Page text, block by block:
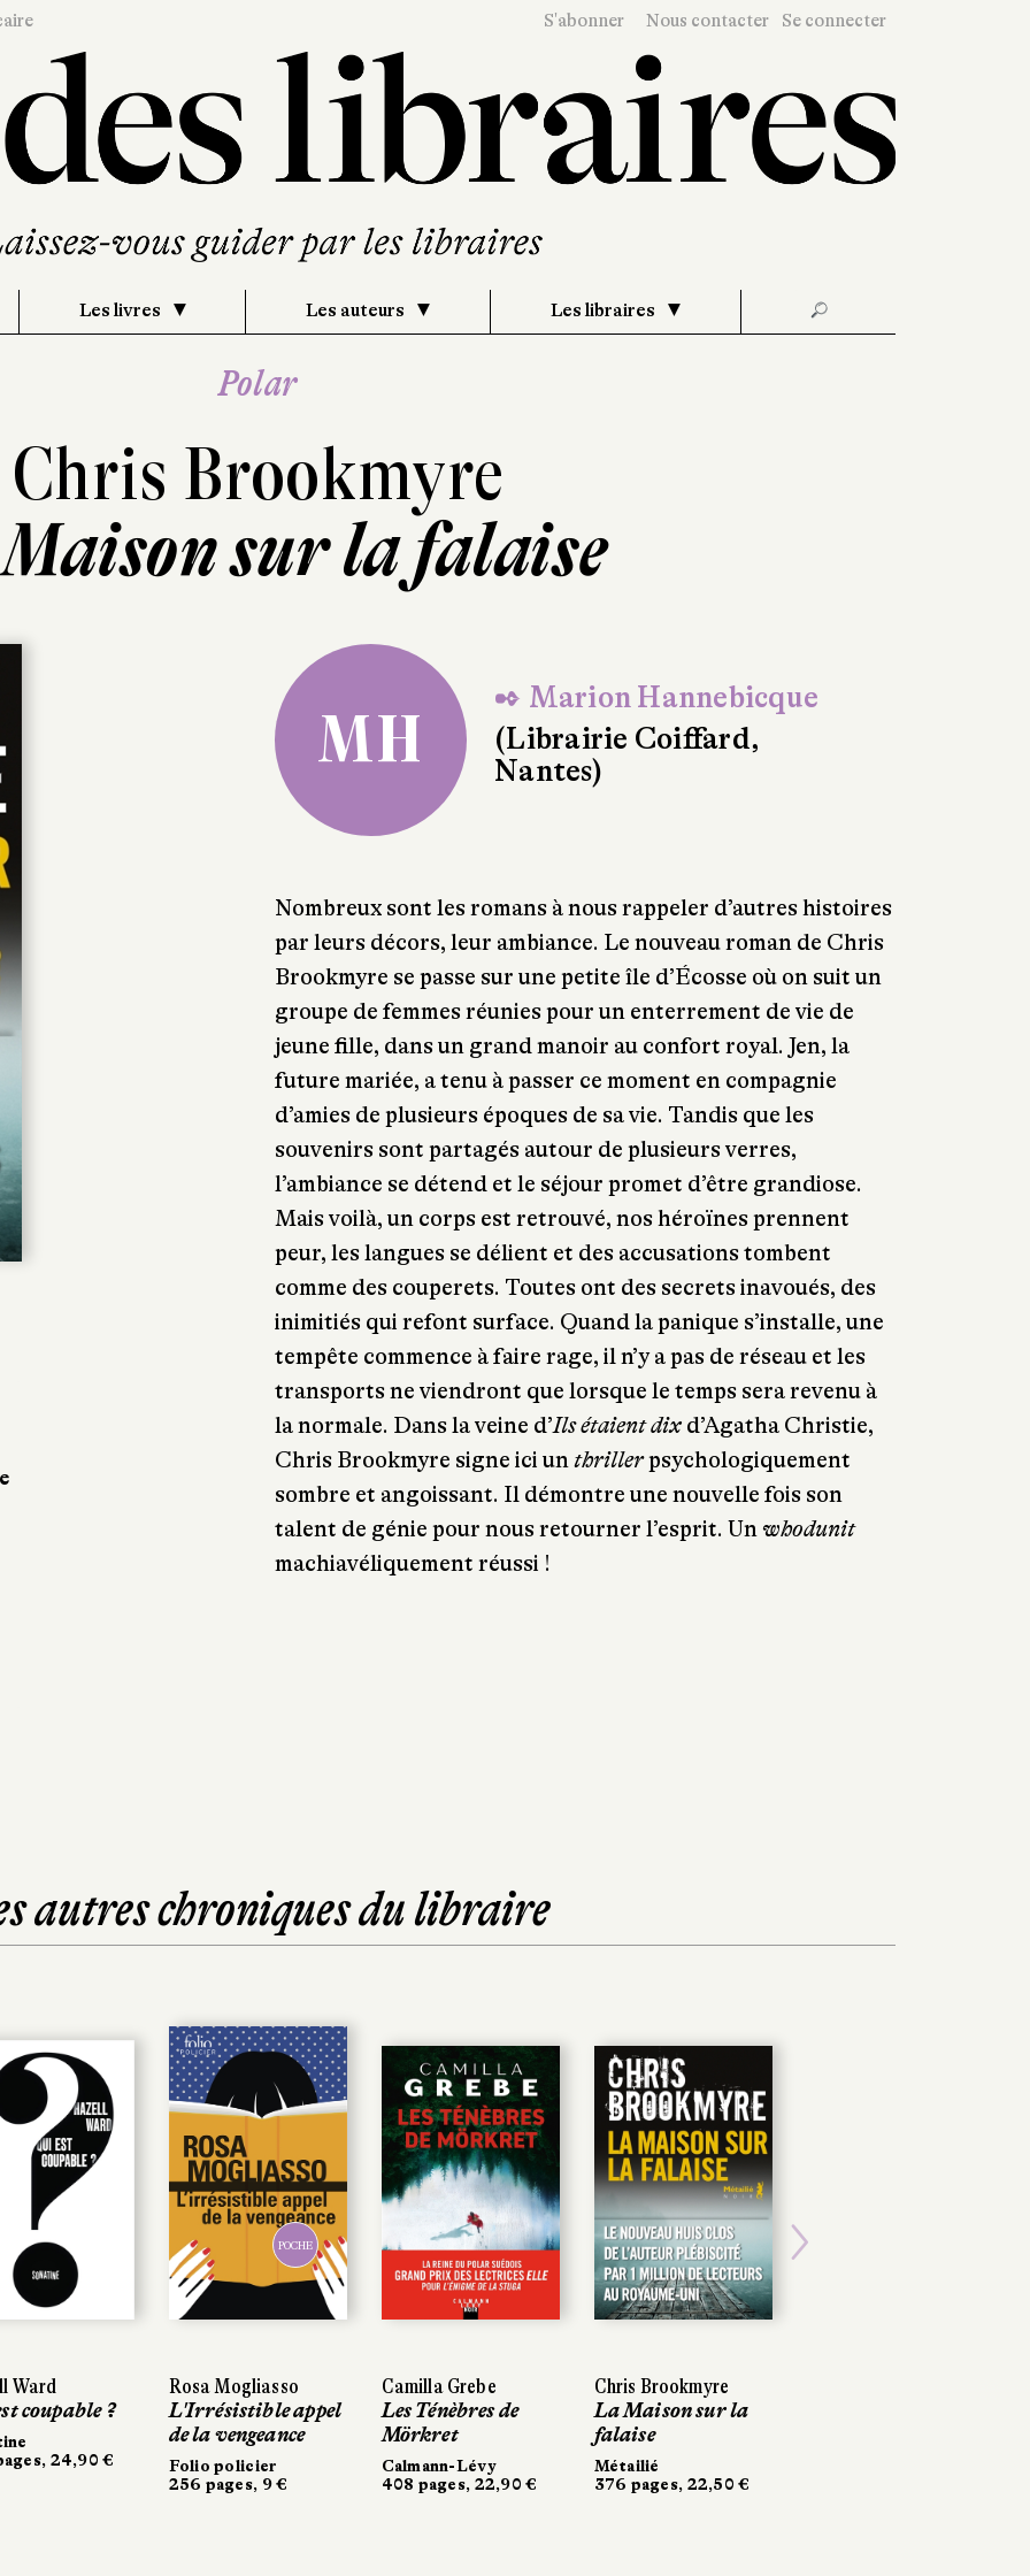
S'abonner Nous contacter Se connecter
Les livres Les auteurs Les libraires 🔎
Polar
Chris Brookmyre
sur la falaise
MH
✒ Marion Hannebicque
(Librairie Coiffard,
Nantes)
Nombreux sont les romans à nous rappeler d’autres histoires
par leurs décors, leur ambiance. Le nouveau roman de Chris
Brookmyre se passe sur une petite île d’Écosse où on suit un
groupe de femmes réunies pour un enterrement de vie de
jeune fille, dans un grand manoir au confort royal. Jen, la
future mariée, a tenu à passer ce moment en compagnie
d’amies de plusieurs époques de sa vie. Tandis que les
souvenirs sont partagés autour de plusieurs verres,
l’ambiance se détend et le séjour promet d’être grandiose.
Mais voilà, un corps est retrouvé, nos héroïnes prennent
peur, les langues se délient et des accusations tombent
comme des couperets. Toutes ont des secrets inavoués, des
inimitiés qui refont surface. Quand la panique s’installe, une
tempête commence à faire rage, il n’y a pas de réseau et les
transports ne viendront que lorsque le temps sera revenu à
la normale. Dans la veine d’Ils étaient dix d’Agatha Christie,
Chris Brookmyre signe ici unthrillerpsychologiquement
sombre et angoissant. Il démontre une nouvelle fois son
talent de génie pour nous retourner l’esprit. Unwhodunit
machiavéliquement réussi !
autres chroniques du libraire
Ward
coupable ?
24,90 €
POCHE
Rosa Mogliasso
L'Irrésistible appel
de la vengeance
Folio policier
256 pages, 9 €
Camilla Grebe
Les Ténèbres de
Mörkret
Calmann-Lévy
408 pages, 22,90 €
Chris Brookmyre
La Maison sur la
falaise
Métailié
376 pages, 22,50 €